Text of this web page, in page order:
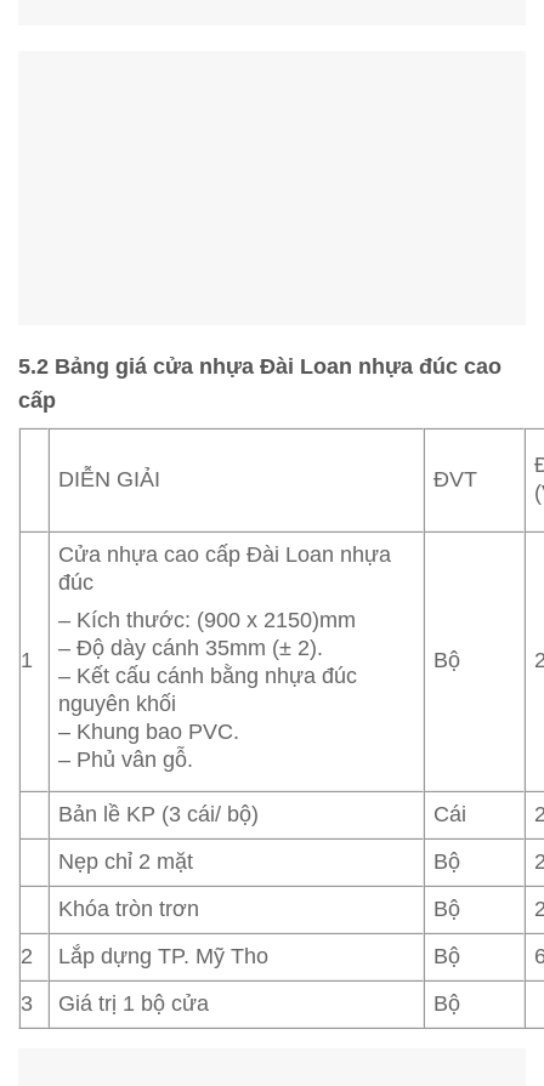
5.2 Bảng giá cửa nhựa Đài Loan nhựa đúc cao
cấp
DIỄN GIẢI ĐVT
1
Cửa nhựa cao cấp Đài Loan nhựa
đúc
– Kích thước: (900 x 2150)mm
– Độ dày cánh 35mm (± 2).
– Kết cấu cánh bằng nhựa đúc
nguyên khối
– Khung bao PVC.
– Phủ vân gỗ.
Bộ
Bản lề KP (3 cái/ bộ) Cái
Nẹp chỉ 2 mặt
Bộ
Khóa tròn trơn
Bộ
2
Lắp dựng TP. Mỹ Tho Bộ
3
Giá trị 1 bộ cửa Bộ